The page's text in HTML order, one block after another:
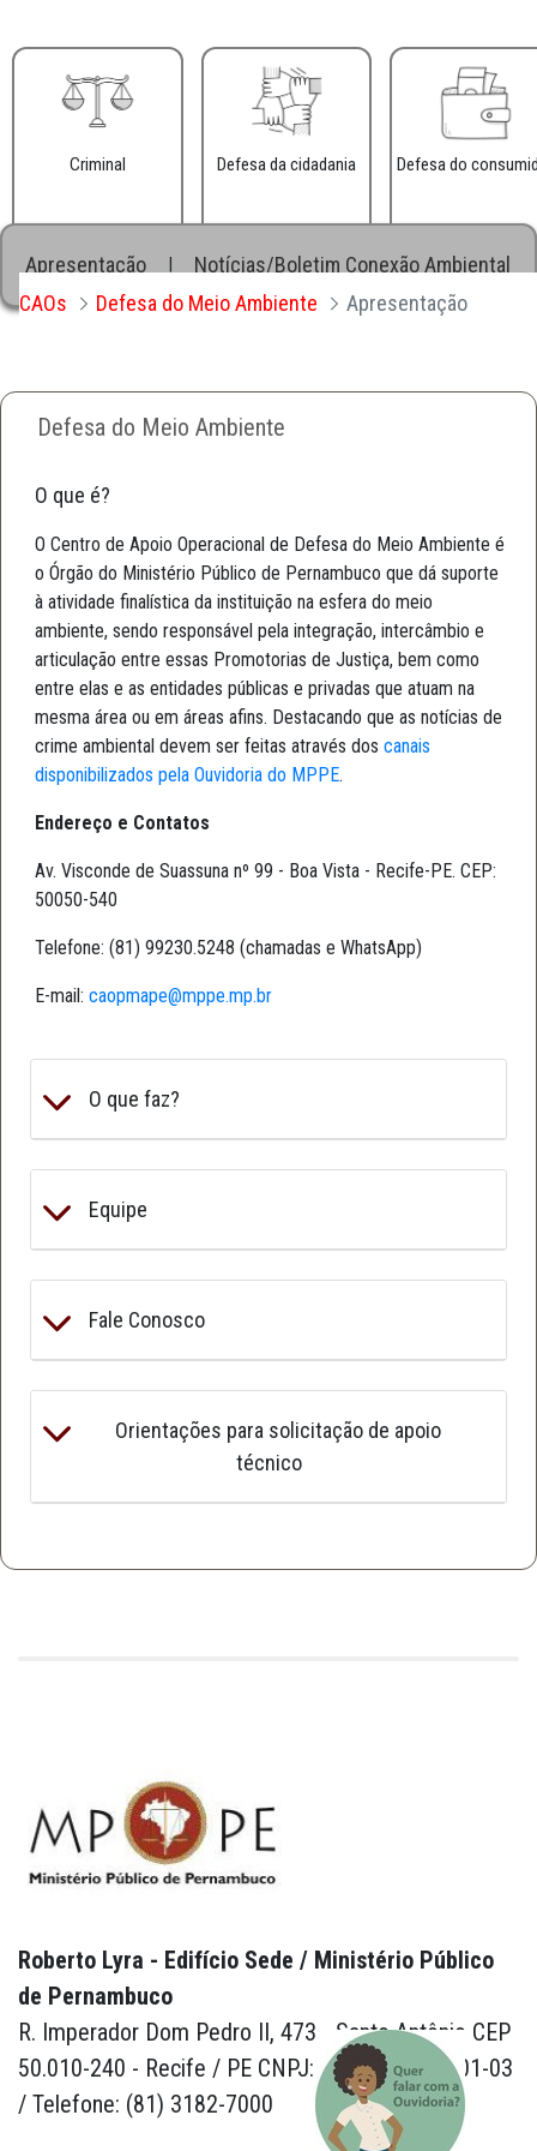
Criminal Defesa da cidadania Defesa do
Apresentação Notícias/Boletim Conexão Ambiental
CAOs Defesa do Meio Ambiente Apresentação
Defesa do Meio Ambiente
O que é?
O Centro de Apoio Operacional de Defesa do Meio Ambiente é
o Órgão do Ministério Público de Pernambuco que dá suporte
à atividade finalística da instituição na esfera do meio
ambiente, sendo responsável pela integração, intercâmbio e
articulação entre essas Promotorias de Justiça, bem como
entre elas e as entidades públicas e privadas que atuam na
mesma área ou em áreas afins. Destacando que as notícias de
crime ambiental devem ser feitas através dos canais
disponibilizados pela Ouvidoria do MPPE.
Endereço e Contatos
Av. Visconde de Suassuna nº 99 - Boa Vista - Recife-PE. CEP:
50050-540
Telefone: (81) 99230.5248 (chamadas e WhatsApp)
E-mail: caopmape@mppe.mp.br
O que faz?
Equipe
Fale Conosco
Orientações para solicitação de apoio
técnico
Roberto Lyra - Edifício Sede / Ministério Público
de Pernambuco
R. Imperador Dom Pedro II, 473 - Santo Antônio CEP
50.010-240 - Recife / PE CNPJ: 24.417.065/0001-03
/ Telefone: (81) 3182-7000